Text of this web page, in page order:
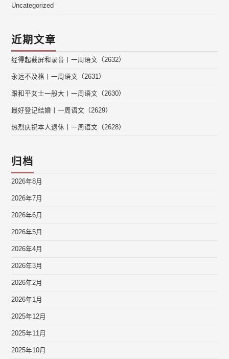
Uncategorized
近期文章
经得起截屏和录音丨一周语文（2632）
永远不及格丨一周语文（2631）
跟和平女士一般大丨一周语文（2630）
最好登记结婚丨一周语文（2629）
热烈庆祝本人退休丨一周语文（2628）
归档
2026年8月
2026年7月
2026年6月
2026年5月
2026年4月
2026年3月
2026年2月
2026年1月
2025年12月
2025年11月
2025年10月